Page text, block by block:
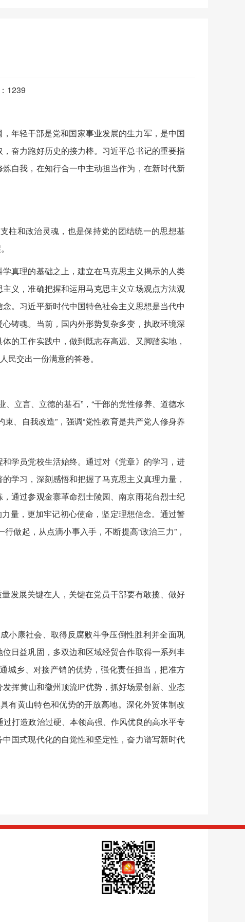
1239
年轻干部是党和国家事业发展的生力军，是中国
奋力跑好历史的接力棒。习近平总书记的重要指
自我，在知行合一中主动担当作为，在新时代新
和政治灵魂，也是保持党的团结统一的思想基
真理的基础之上，建立在马克思主义揭示的人类
义，准确把握和运用马克思主义立场观点方法观
。习近平新时代中国特色社会主义思想是当代中
铸魂。当前，国内外形势复杂多变，执政环境深
的工作实践中，做到既志存高远、又脚踏实地，
民交出一份满意的答卷。
立言、立德的基石”，“干部的党性修养、道德水
、自我改造”，强调“党性教育是共产党人修身养
学员党校生活始终。通过对《党章》的学习，进
学习，深刻感悟和把握了马克思主义真理力量，
通过参观金寨革命烈士陵园、南京雨花台烈士纪
量，更加牢记初心使命，坚定理想信念。通过警
做起，从点滴小事入手，不断提高“政治三力”，
发展关键在人，关键在党员干部要有敢揽、做好
康社会、取得反腐败斗争压倒性胜利并全面巩
日益巩固，多双边和区域经贸合作取得一系列丰
城乡、对接产销的优势，强化责任担当，把准方
发挥黄山和徽州顶流IP优势，抓好场景创新、业态
有黄山特色和优势的开放高地。深化外贸体制改
打造政治过硬、本领高强、作风优良的高水平专
国式现代化的自觉性和坚定性，奋力谱写新时代